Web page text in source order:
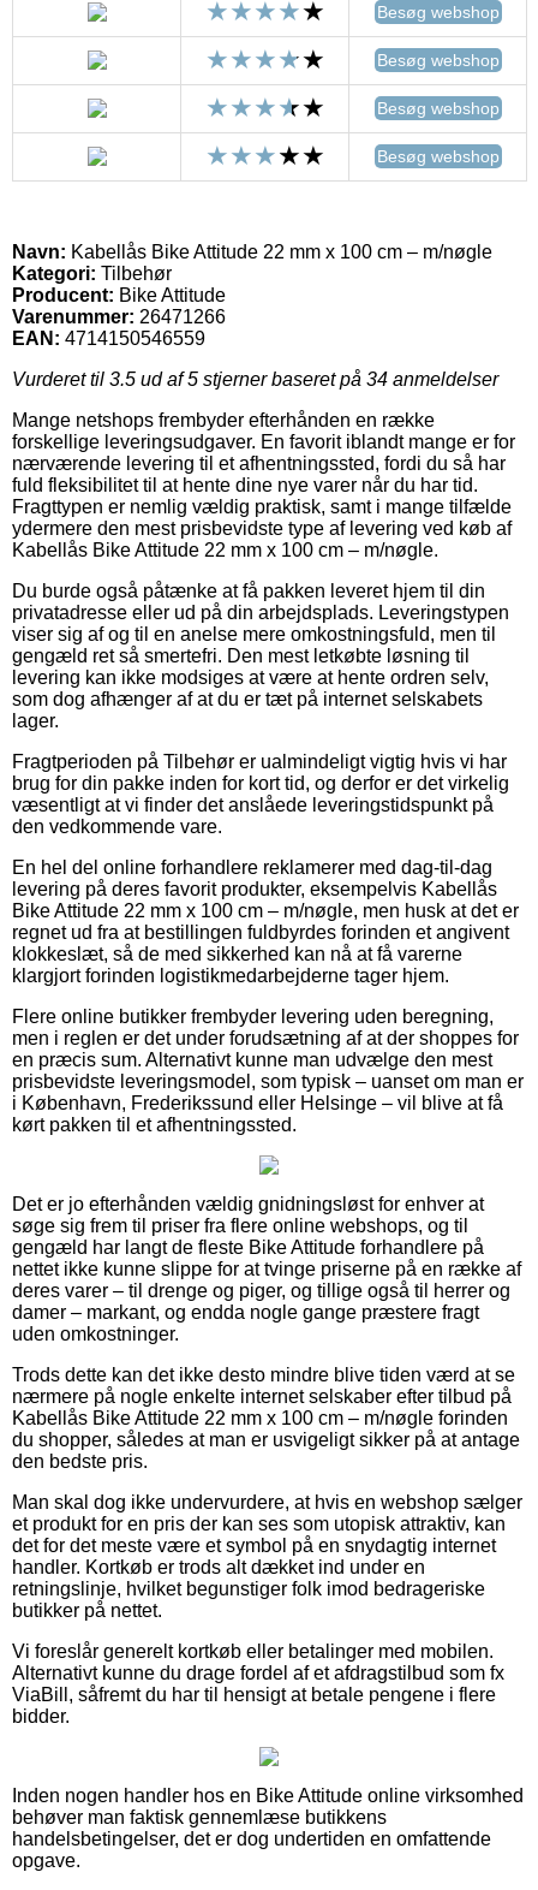
Besøg webshop
Besøg webshop
Besøg webshop
Besøg webshop
Navn: Kabellås Bike Attitude 22 mm x 100 cm – m/nøgle
Kategori: Tilbehør
Producent: Bike Attitude
Varenummer: 26471266
EAN: 4714150546559
Vurderet til 3.5 ud af 5 stjerner baseret på 34 anmeldelser
Mange netshops frembyder efterhånden en række
forskellige leveringsudgaver. En favorit iblandt mange er for
nærværende levering til et afhentningssted, fordi du så har
fuld fleksibilitet til at hente dine nye varer når du har tid.
Fragttypen er nemlig vældig praktisk, samt i mange tilfælde
ydermere den mest prisbevidste type af levering ved køb af
Kabellås Bike Attitude 22 mm x 100 cm – m/nøgle.
Du burde også påtænke at få pakken leveret hjem til din
privatadresse eller ud på din arbejdsplads. Leveringstypen
viser sig af og til en anelse mere omkostningsfuld, men til
gengæld ret så smertefri. Den mest letkøbte løsning til
levering kan ikke modsiges at være at hente ordren selv,
som dog afhænger af at du er tæt på internet selskabets
lager.
Fragtperioden på Tilbehør er ualmindeligt vigtig hvis vi har
brug for din pakke inden for kort tid, og derfor er det virkelig
væsentligt at vi finder det anslåede leveringstidspunkt på
den vedkommende vare.
En hel del online forhandlere reklamerer med dag-til-dag
levering på deres favorit produkter, eksempelvis Kabellås
Bike Attitude 22 mm x 100 cm – m/nøgle, men husk at det er
regnet ud fra at bestillingen fuldbyrdes forinden et angivent
klokkeslæt, så de med sikkerhed kan nå at få varerne
klargjort forinden logistikmedarbejderne tager hjem.
Flere online butikker frembyder levering uden beregning,
men i reglen er det under forudsætning af at der shoppes for
en præcis sum. Alternativt kunne man udvælge den mest
prisbevidste leveringsmodel, som typisk – uanset om man er
i København, Frederikssund eller Helsinge – vil blive at få
kørt pakken til et afhentningssted.
Det er jo efterhånden vældig gnidningsløst for enhver at
søge sig frem til priser fra flere online webshops, og til
gengæld har langt de fleste Bike Attitude forhandlere på
nettet ikke kunne slippe for at tvinge priserne på en række af
deres varer – til drenge og piger, og tillige også til herrer og
damer – markant, og endda nogle gange præstere fragt
uden omkostninger.
Trods dette kan det ikke desto mindre blive tiden værd at se
nærmere på nogle enkelte internet selskaber efter tilbud på
Kabellås Bike Attitude 22 mm x 100 cm – m/nøgle forinden
du shopper, således at man er usvigeligt sikker på at antage
den bedste pris.
Man skal dog ikke undervurdere, at hvis en webshop sælger
et produkt for en pris der kan ses som utopisk attraktiv, kan
det for det meste være et symbol på en snydagtig internet
handler. Kortkøb er trods alt dækket ind under en
retningslinje, hvilket begunstiger folk imod bedrageriske
butikker på nettet.
Vi foreslår generelt kortkøb eller betalinger med mobilen.
Alternativt kunne du drage fordel af et afdragstilbud som fx
ViaBill, såfremt du har til hensigt at betale pengene i flere
bidder.
Inden nogen handler hos en Bike Attitude online virksomhed
behøver man faktisk gennemlæse butikkens
handelsbetingelser, det er dog undertiden en omfattende
opgave.